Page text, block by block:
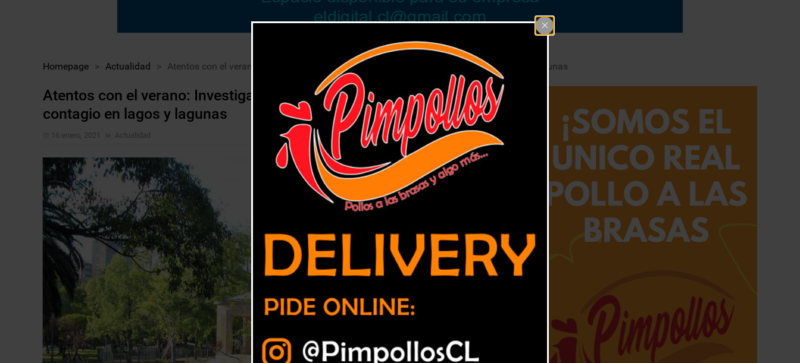
Homepage > Actualidad > Atentos con el verano: Investigadora UPLA advierte sobre riesgo de contagio en lagos y lagunas
Atentos con el verano: Investigadora UPLA advierte sobre riesgo de
contagio en lagos y lagunas
16 enero, 2021 Actualidad